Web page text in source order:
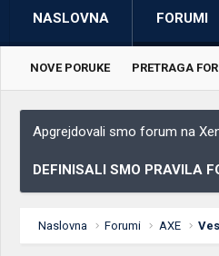
NASLOVNA FORUMI
NOVE PORUKE PRETRAGA
Apgrejdovali smo forum na
DEFINISALI SMO PRAVILA
Naslovna Forumi AXE